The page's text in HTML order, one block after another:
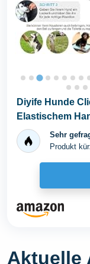
Diyife Hunde
Elastischem
Knopf...Sehr
Produkt
Aktuelle